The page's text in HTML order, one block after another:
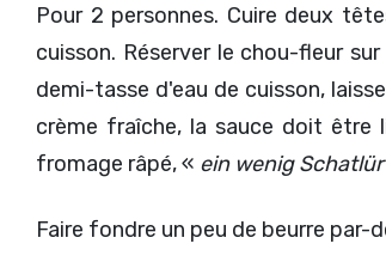
Pour 2 personnes. Cuire deux
cuisson. Réserver le chou-fleur
demi-tasse d'eau de cuisson,
crème fraîche, la sauce doit être
fromage râpé, « ein wenig Schatlür
Faire fondre un peu de beurre par-